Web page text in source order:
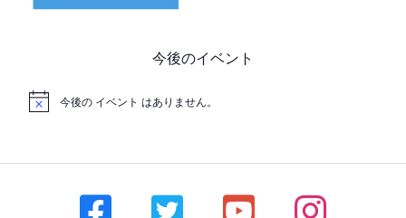
今後のイベント
今後の イベント はありません。